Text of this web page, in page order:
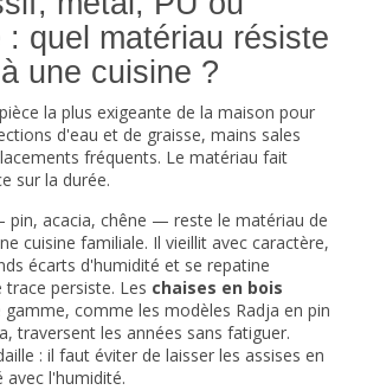
: quel matériau résiste
une cuisine ?
la plus exigeante de la maison pour
d'eau et de graisse, mains sales
fréquents. Le matériau fait
sur la durée.
pin, acacia, chêne — reste le matériau de
cuisine familiale. Il vieillit avec caractère,
écarts d'humidité et se repatine
persiste. Les chaises en bois
gamme, comme les modèles Radja en pin
traversent les années sans fatiguer.
: il faut éviter de laisser les assises en
l'humidité.